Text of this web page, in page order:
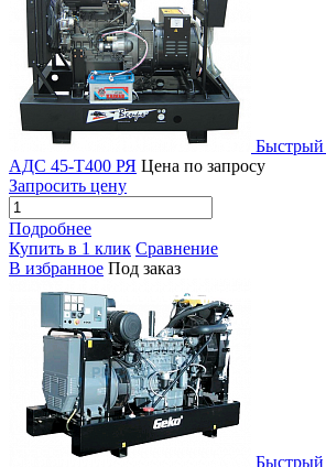
Быстрый
АДС 45-Т400 РЯ Цена по запросу
Запросить цену
Подробнее
Купить в 1 клик Сравнение
В избранное Под заказ
Быстрый